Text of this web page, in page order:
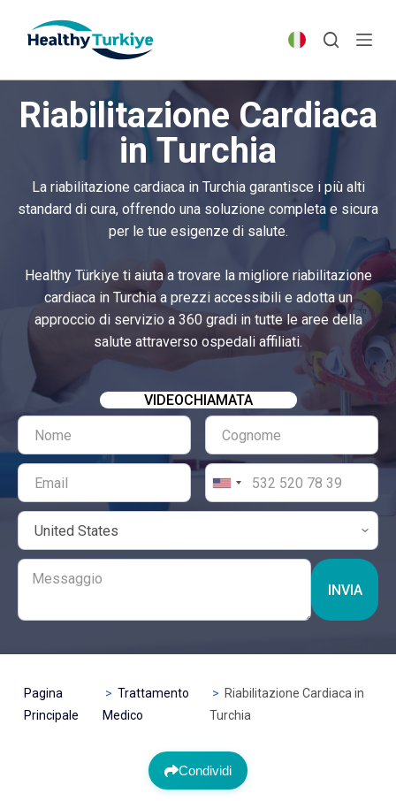
p
o
t
Riabilitazione Cardiaca
in Turchia
La riabilitazione cardiaca in Turchia garantisce i più alti
standard di cura, offrendo una soluzione completa e sicura
per le tue esigenze di salute.
Healthy Türkiye ti aiuta a trovare la migliore riabilitazione
cardiaca in Turchia a prezzi accessibili e adotta un
approccio di servizio a 360 gradi in tutte le aree della
salute attraverso ospedali affiliati.
VIDEOCHIAMATA
INVIA
Pagina
Principale
Trattamento
Medico
Riabilitazione Cardiaca in
Turchia
Condividi